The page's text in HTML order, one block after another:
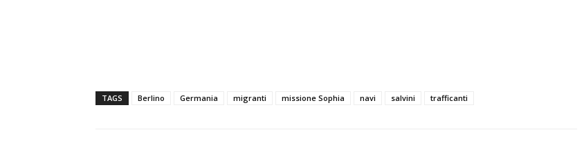
TAGS Berlino Germania migranti missione Sophia navi salvini trafficanti